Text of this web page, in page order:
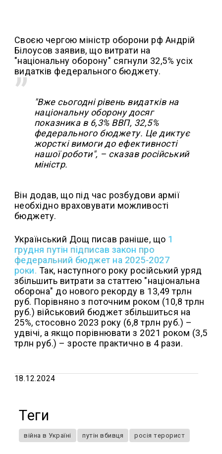
Своєю чергою міністр оборони рф Андрій
Білоусов заявив, що витрати на
"національну оборону" сягнули 32,5% усіх
видатків федерального бюджету.
"Вже сьогодні рівень видатків на
національну оборону досяг
показника в 6,3% ВВП, 32,5%
федерального бюджету. Це диктує
жорсткі вимоги до ефективності
нашої роботи", – сказав російський
міністр.
Він додав, що під час розбудови армії
необхідно враховувати можливості
бюджету.
Український Дощ писав раніше, що 1
грудня путін підписав закон про
федеральний бюджет на 2025-2027
роки. Так, наступного року російський уряд
збільшить витрати за статтею "національна
оборона" до нового рекорду в 13,49 трлн
руб. Порівняно з поточним роком (10,8 трлн
руб.) військовий бюджет збільшиться на
25%, стосовно 2023 року (6,8 трлн руб.) –
удвічі, а якщо порівнювати з 2021 роком (3,5
трлн руб.) – зросте практично в 4 рази.
18.12.2024
Теги
війна в Україні путін вбивця росія терорист